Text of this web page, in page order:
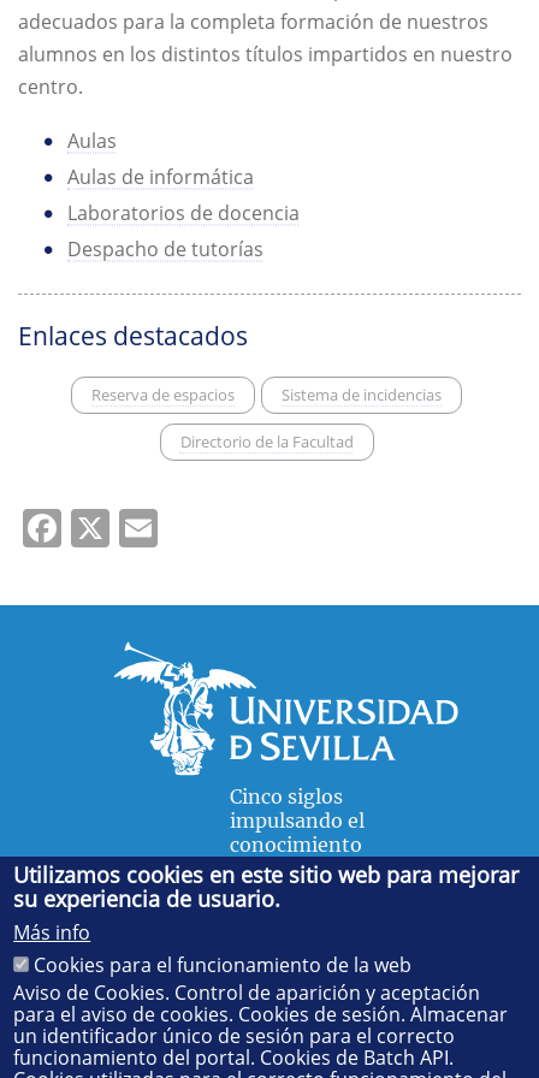
adecuados para la completa formación de nuestros
alumnos en los distintos títulos impartidos en nuestro
centro.
Aulas
Aulas de informática
Laboratorios de docencia
Despacho de tutorías
Enlaces destacados
Reserva de espacios Sistema de incidencias
Directorio de la Facultad
Facebook
X
Cinco siglos
impulsando el
conocimiento
FACULTAD DE FÍSICA
Avda. de la Reina Mercedes, s/n. 41012 Sevilla. Tel.:
55 28 91. Administración:administradorfisica@us.es
Secretaría:jsecfisi@us.es- Decanato:ffisaog@us.es
Utilizamos cookies en este sitio web para mejorar
su experiencia de usuario.
Más info
Cookies para el funcionamiento de la web
Aviso de Cookies. Control de aparición y aceptación
para el aviso de cookies. Cookies de sesión. Almacenar
un identificador único de sesión para el correcto
funcionamiento del portal. Cookies de Batch API.